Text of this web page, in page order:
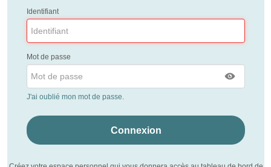
Identifiant
Mot de passe
J'ai oublié mon mot de passe.